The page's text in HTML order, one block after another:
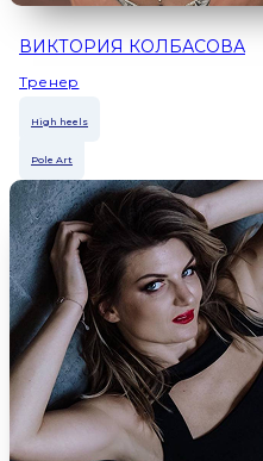
ВИКТОРИЯ КОЛБАСОВА
Тренер
High heels
Pole Art